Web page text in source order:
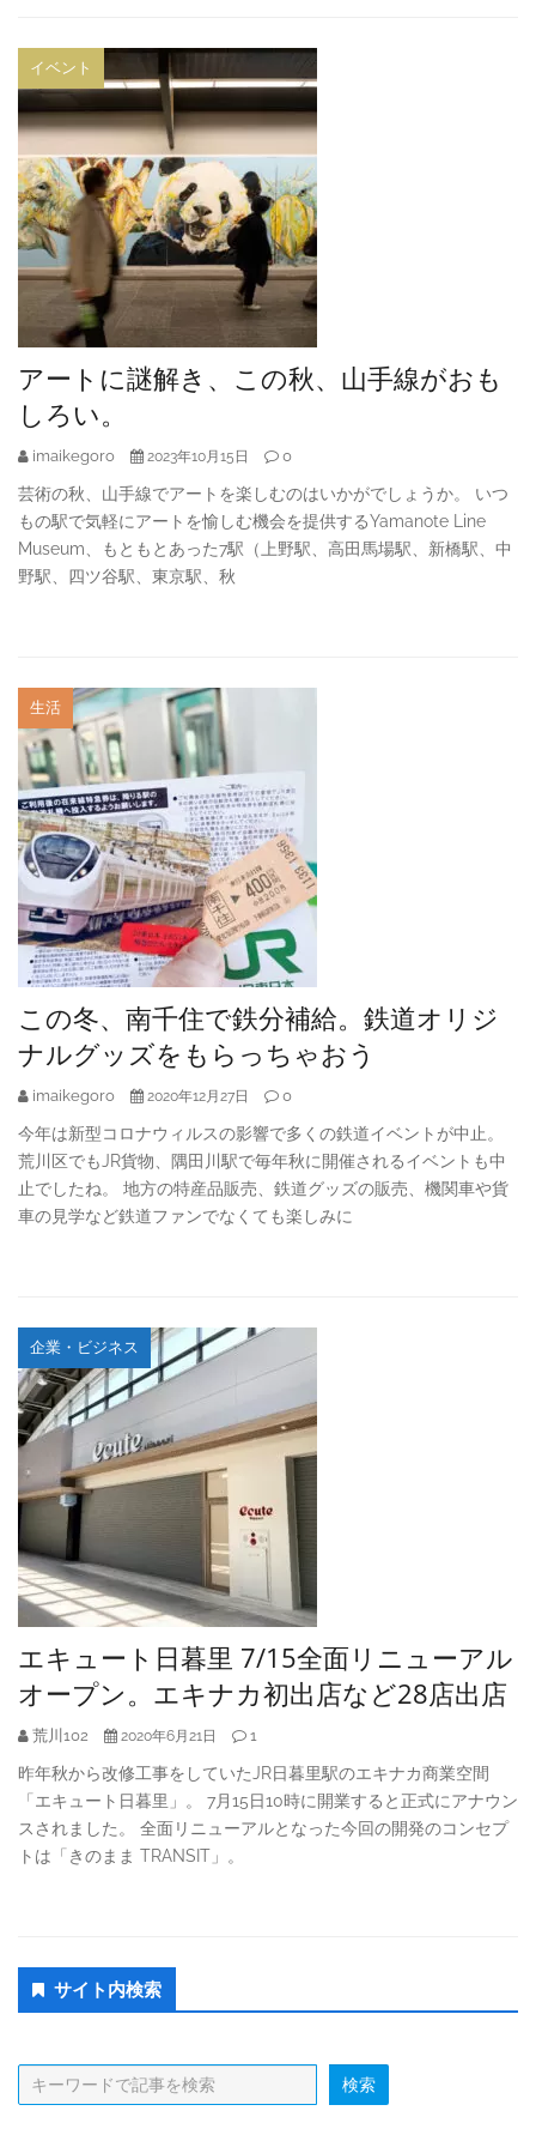
イベント
アートに謎解き、この秋、山手線がおも
しろい。
imaikegoro 2023年10月15日 0
芸術の秋、山手線でアートを楽しむのはいかがでしょうか。 いつ
もの駅で気軽にアートを愉しむ機会を提供するYamanote Line
Museum、もともとあった7駅（上野駅、高田馬場駅、新橋駅、中
野駅、四ツ谷駅、東京駅、秋
生活
この冬、南千住で鉄分補給。鉄道オリジ
ナルグッズをもらっちゃおう
imaikegoro 2020年12月27日 0
今年は新型コロナウィルスの影響で多くの鉄道イベントが中止。
荒川区でもJR貨物、隅田川駅で毎年秋に開催されるイベントも中
止でしたね。 地方の特産品販売、鉄道グッズの販売、機関車や貨
車の見学など鉄道ファンでなくても楽しみに
企業・ビジネス
エキュート日暮里 7/15全面リニューアル
オープン。エキナカ初出店など28店出店
荒川102 2020年6月21日 1
昨年秋から改修工事をしていたJR日暮里駅のエキナカ商業空間
「エキュート日暮里」。 7月15日10時に開業すると正式にアナウン
スされました。 全面リニューアルとなった今回の開発のコンセプ
トは「きのまま TRANSIT」。
Secondary
Sidebar
サイト内検索